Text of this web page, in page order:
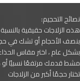
نصائح التحجيم:
هذه الزلاجات حقيقية
بنصف الأحجام أو تشك في
بشكل عام ، اختر مقاس
مشط قدمك مرتفعًا نسبيًا
تختار حجمًا أكبر من الزلاجات